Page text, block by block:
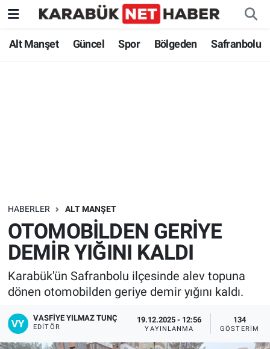
Alt Manşet Güncel Spor Bölgeden Safranbolu
HABERLER ALT MANŞET
OTOMOBİLDEN GERİYE
DEMİR YIĞINI KALDI
Karabük'ün Safranbolu ilçesinde alev topuna
dönen otomobilden geriye demir yığını kaldı.
VASFIYE YILMAZ TUNÇ
EDITÖR
19.12.2025 - 12:56
YAYINLANMA
134
GÖSTERIM